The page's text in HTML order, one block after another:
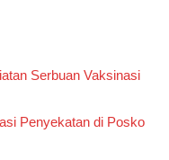
Serbuan Vaksinasi
Penyekatan di Posko